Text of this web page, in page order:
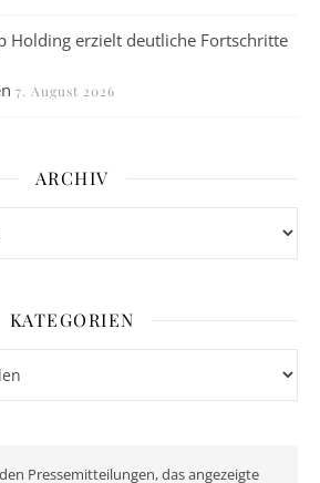
Holding erzielt deutliche Fortschritte
7. August 2026
ARCHIV
KATEGORIEN
Pressemitteilungen, das angezeigte